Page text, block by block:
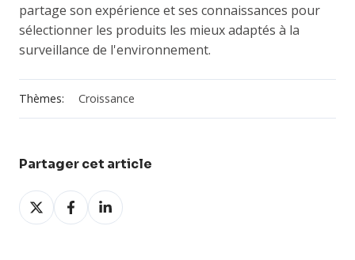
partage son expérience et ses connaissances pour
sélectionner les produits les mieux adaptés à la
surveillance de l'environnement.
Thèmes: Croissance
Partager cet article
Partager
sur
Partager
sur
Partager
sur